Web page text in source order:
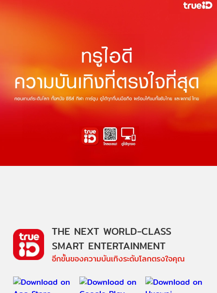
THE NEXT WORLD-CLASS
SMART ENTERTAINMENT
อีกขั้นของความบันเทิงระดับโลกตรงใจคุณ